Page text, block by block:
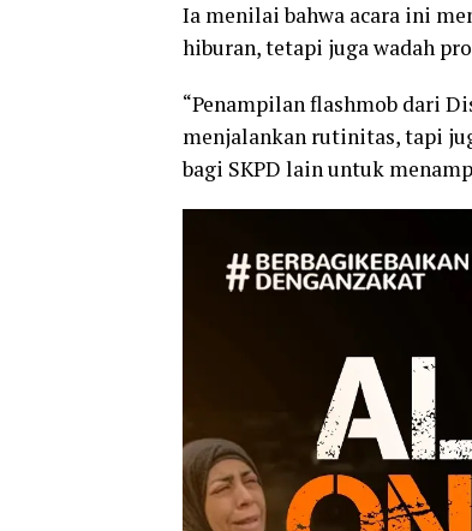
Ia menilai bahwa acara ini
hiburan, tetapi juga wadah
“Penampilan flashmob dari
menjalankan rutinitas, tapi
bagi SKPD lain untuk